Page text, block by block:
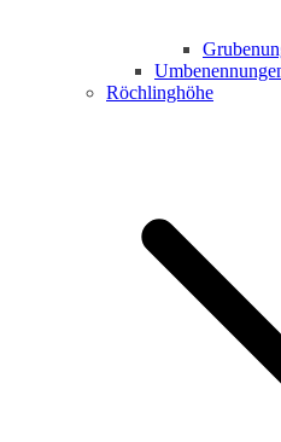
Röchlinghöhe